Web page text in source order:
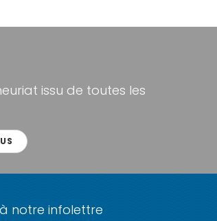
issu de toutes les
notre infolettre